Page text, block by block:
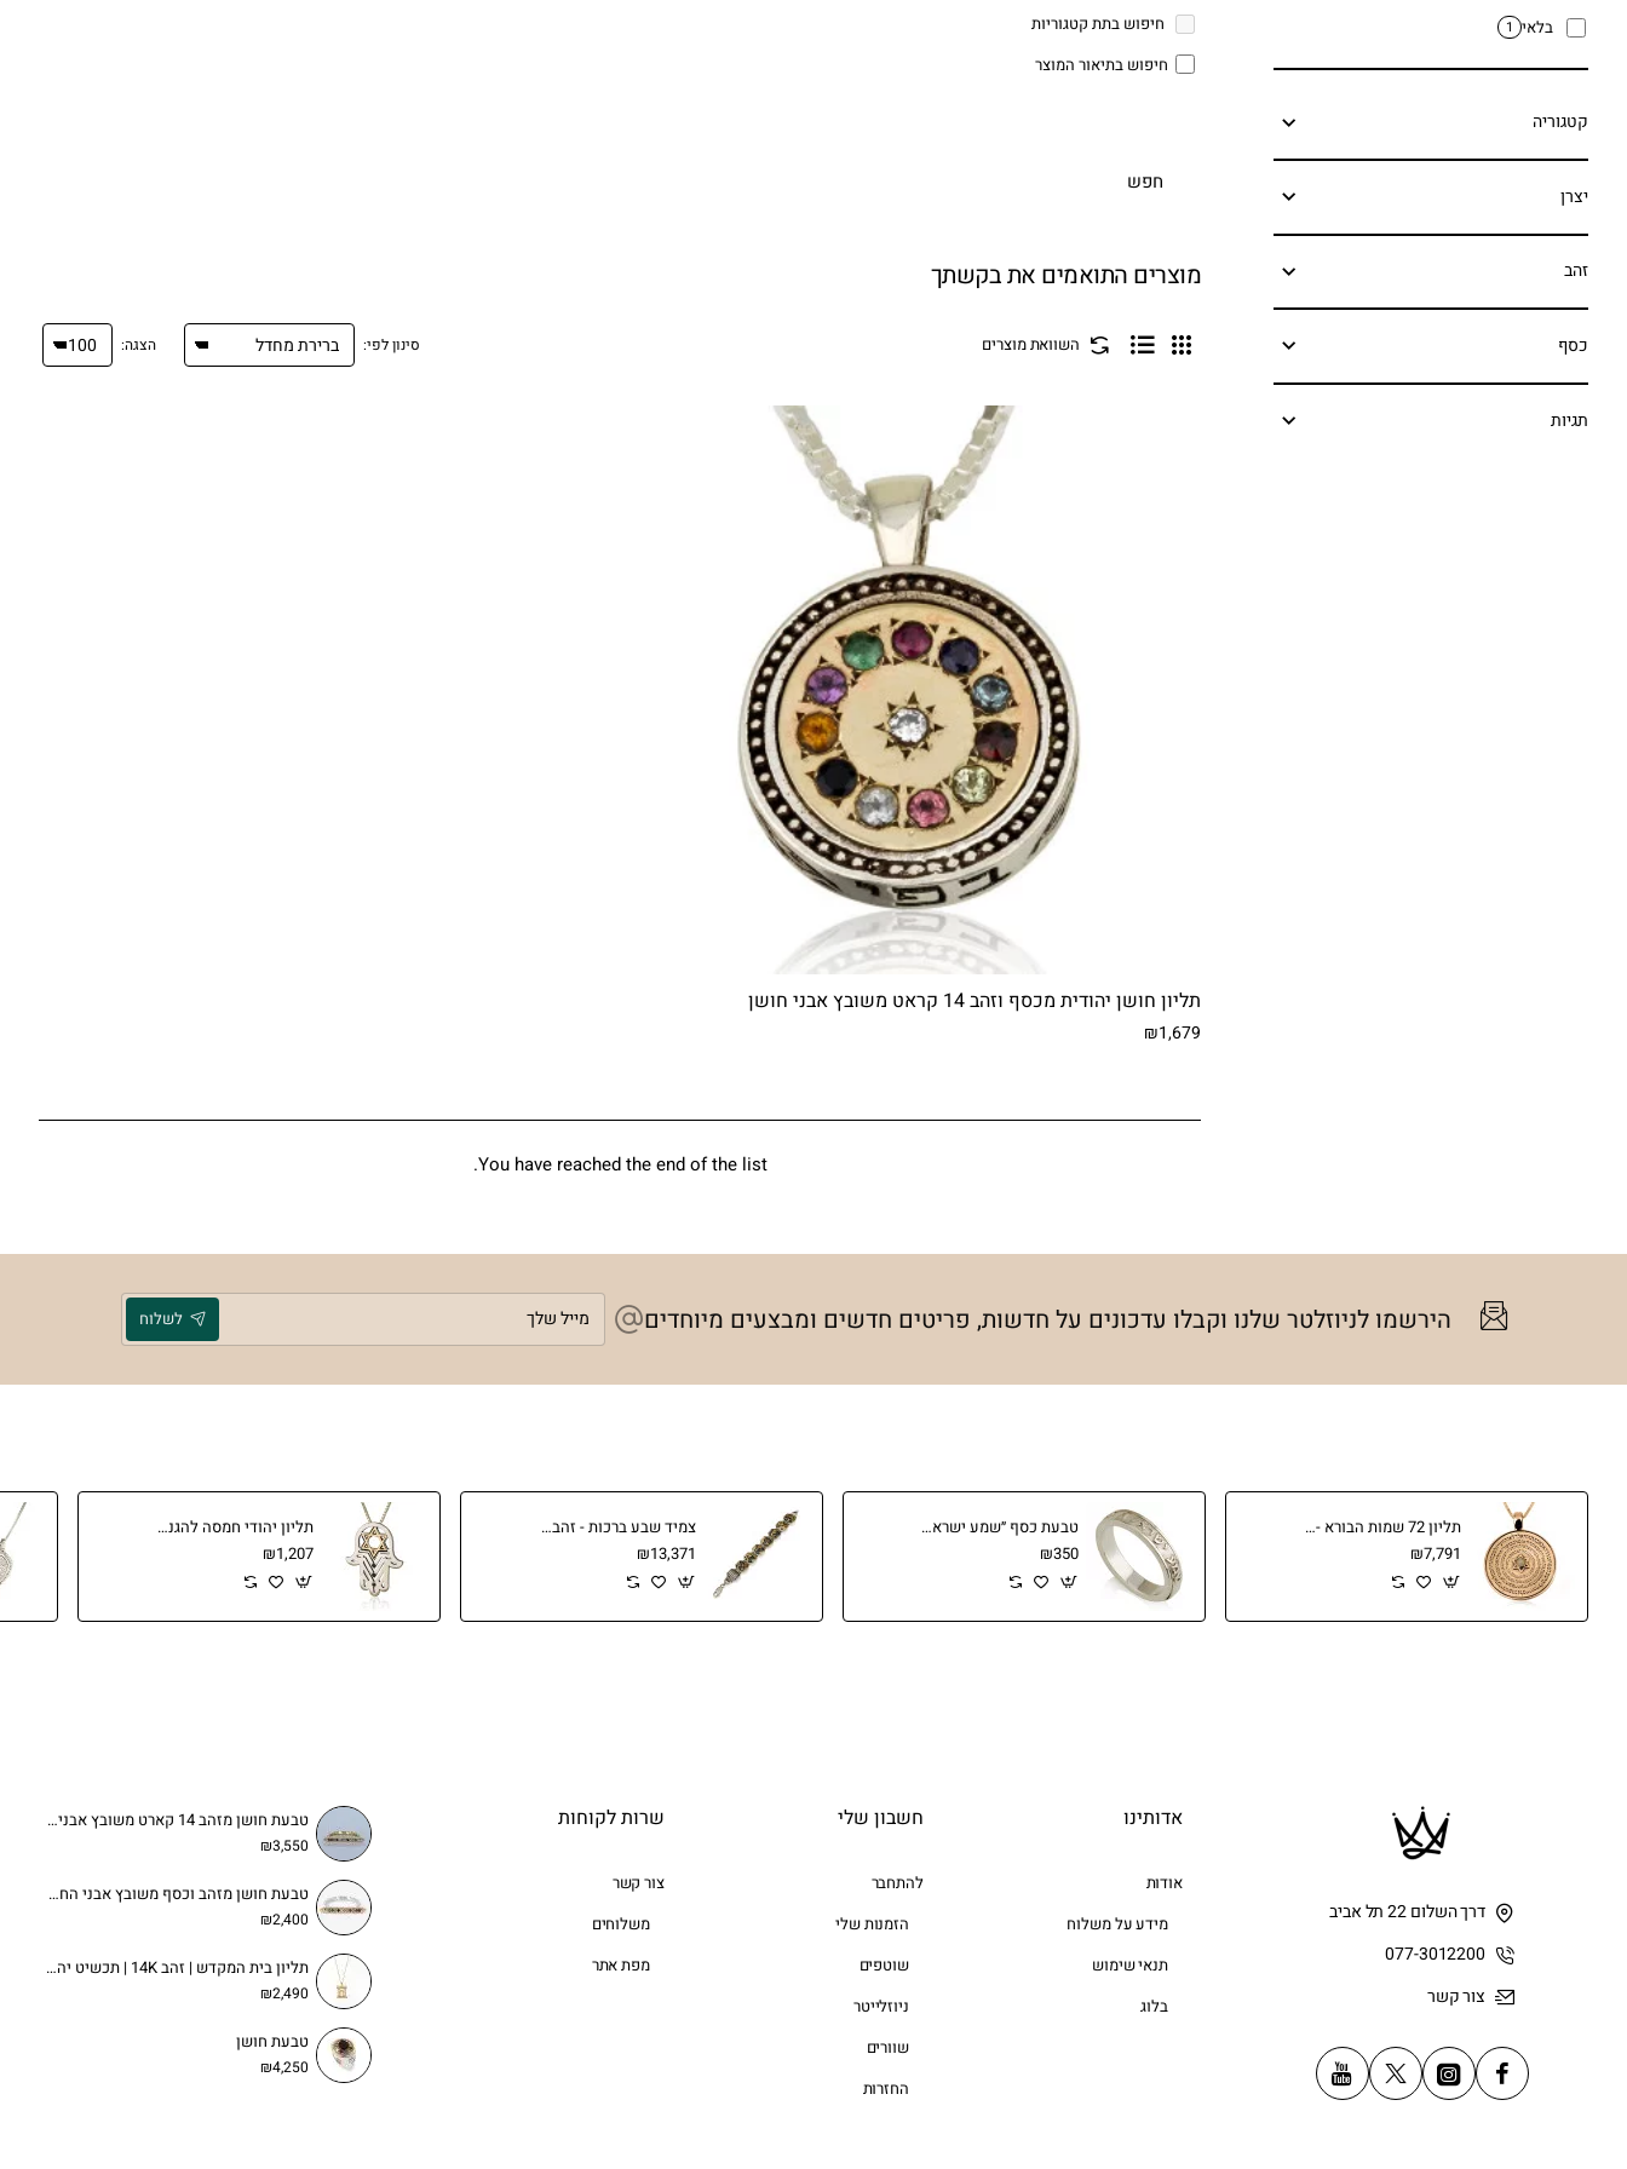
בלאי 1
קטגוריה
יצרן
זהב
כסף
תגיות
חיפוש בתת קטגוריות
חיפוש בתיאור המוצר
חפש
מוצרים התואמים את בקשתך
השוואת מוצרים סינון לפי: הצגה:
תליון חושן יהודית מכסף וזהב 14 קראט משובץ אבני חושן
₪1,679
You have reached the end of the list.
הירשמו לניוזלטר שלנו וקבלו עדכונים על חדשות, פריטים חדשים ומבצעים מיוחדים
מייל
שלך
לשלוח
תליון 72 שמות הבורא - מזהב 14 קארט, שמירה והגנה רוחנית
₪7,791
טבעת כסף ״שמע ישראל״
₪350
צמיד שבע ברכות - זהב 14 קראט
₪13,371
תליון יהודי חמסה להגנה מפני עין הרע
₪1,207
דרך השלום 22 תל אביב
077-3012200
צור קשר
אדותינו
אודות
מידע על משלוח
תנאי שימוש
בלוג
חשבון שלי
להתחבר
הזמנות שלי
שוטפים
ניוזלייטר
שוורים
החזרות
שרות לקוחות
צור קשר
משלוחים
מפת אתר
טבעת חושן מזהב 14 קארט משובץ אבני החושן 1.5 מ״מ
₪3,550
טבעת חושן מזהב וכסף משובץ אבני החושן 1.5 מ״מ
₪2,400
תליון בית המקדש | זהב 14K | תכשיט יהודי ייחודי
₪2,490
טבעת חושן
₪4,250